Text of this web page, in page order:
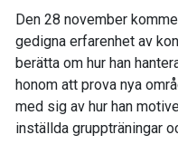
Den 28 november
gedigna erfarenhet av
berätta om hur han
honom att prova nya
med sig av hur han
inställda gruppträningar